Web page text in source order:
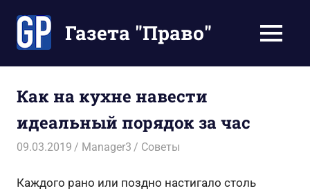
содержимомуГазета "Право"
экономят
Ваше
время
МЕНЮ
Как на кухне навести
идеальный порядок за час
09.03.2019 Manager3 Советы
Каждого рано или поздно настигало столь